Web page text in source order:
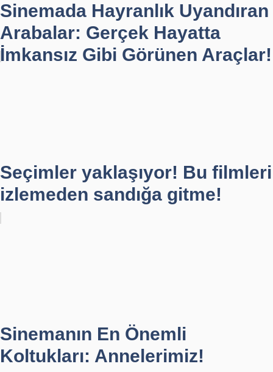
Sinemada Hayranlık Uyandıran
Arabalar: Gerçek Hayatta
İmkansız Gibi Görünen Araçlar!
Seçimler yaklaşıyor! Bu filmleri
izlemeden sandığa gitme!
Sinemanın En Önemli
Koltukları: Annelerimiz!